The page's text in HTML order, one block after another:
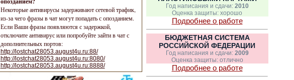
Некоторые антивирусы задерживают сетевой трафик,
из-за чего фразы в чат могут попадать с опозданием.
Если Ваши фразы появляются с задержкой,
отключите антивирус или попробуйте зайти в чат с
дополнительных портов:
http://lostchat28053.august4u.ru:88/
http://lostchat28053.august4u.ru:8080/
http://lostchat28053.august4u.ru:8888/
Год написания и сдачи: 2010
Оценка защиты: хорошо
Подробнее о работе
БЮДЖЕТНАЯ СИСТЕМА
РОССИЙСКОЙ ФЕДЕРАЦИИ
Год написания и сдачи: 2009
Оценка защиты: отлично
Подробнее о работе